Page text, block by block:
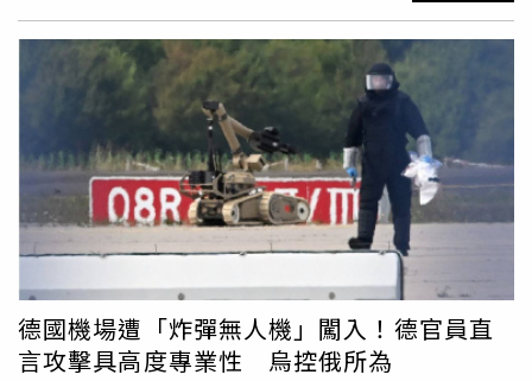
為，川普目前深陷伊朗問題，同時共和黨內部不滿情緒升
高，可能危及即將到來的期中選舉。吳心伯指出：「至於川
普政府，目前正同時面臨 國內外各種困境。因此，為了穩定
共和黨內部情勢，尤其是爭取對中鷹派的支持，恐需要再次
打出『台灣牌』。」香港大學當代中國與世界研究中心資深
研究員張馳則表示，麥考爾此行的目的，是同時向北京與台
北「試探水溫」，考量到麥考爾與台灣關係密切，他的相關
發言「並不令人意外」，但整體措辭仍展現出「明顯的謹慎
與外交技巧」，並未透露任何即將採取具體行動或達成成果
的訊號。張馳稱：「這一切都凸顯出核心問題：當川普試圖
在美中關係中建立『建設性戰略穩定關係』時，他將如何處
理台灣問題？川普早期在台灣議題上確實學到了1個深刻的
教訓……但他是否真正完全理解這個問題，仍令人懷疑。」
亦常被檢驗出來，腸病毒也不時出沒，這個暑假彷彿變成
「兒童病毒盛宴」。他也指出新冠肺炎疫情打亂了病毒季節
性週期，原本在冬天盛行的流感和新冠肺炎，現在夏天依然
可以造成流行，已經沒有明顯的季節區隔。謝宗學提醒民
眾，前往人流擁擠、通風不良的地方時建議戴上口罩，「新
冠肺炎和流感發生嚴重併發症的機率還是比普通感冒高很
多，特別是流感，即使有使用抗病毒藥物，依然可能出現嚴
重併發症。」此外，由於下一季度的流感疫苗10月才會開
打，謝宗學提到去年接種的流感疫苗效果已經大幅衰減，此
時只有預防染病，才是避免病毒危害健康的最佳方法！「所
以再次戴上口罩吧！只要有當年疫情時的堅持，不管是新冠
肺炎還是流感，流行將很快受到控制。」
德國機場遭「炸彈無人機」闖入！德官員直
言攻擊具高度專業性 烏控俄所為